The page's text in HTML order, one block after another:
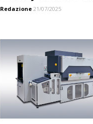
Redazione 21/07/2025